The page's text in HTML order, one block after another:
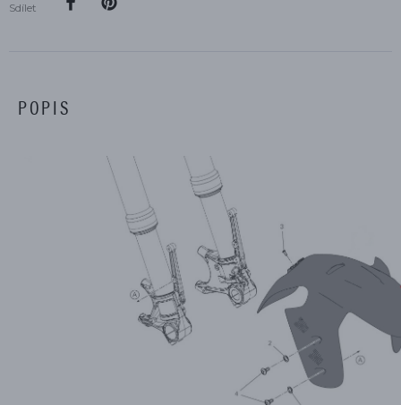
Sdílet
POPIS